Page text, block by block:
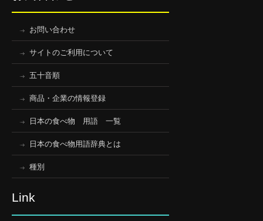
お問い合わせ
サイトのご利用について
五十音順
商品・企業の情報登録
日本の食べ物 用語 一覧
日本の食べ物用語辞典とは
種別
Link